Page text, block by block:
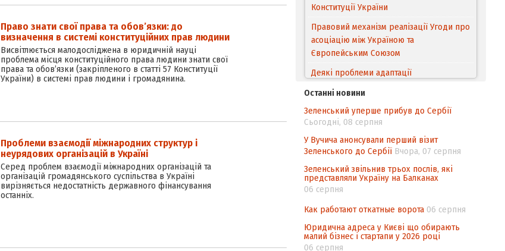
Право знати свої права та обов’язки: до
визначення в системі конституційних прав людини
Висвітлюється малодосліджена в юридичній науці
проблема місця конституційного права людини знати свої
права та обов’язки (закріпленого в статті 57 Конституції
України) в системі прав людини і громадянина.
Проблеми взаємодії міжнародних структур і
неурядових організацій в Україні
Серед проблем взаємодії міжнародних організацій та
організацій громадянського суспільства в Україні
вирізняється недостатність державного фінансування
останніх.
Конституції України
Правовий механізм реалізації Угоди про
асоціацію між Україною та
Європейським Cоюзом
Деякі проблеми адаптації
походження товарів відповідно до
Угоди про торговельні аспекти прав
інтелектуальної власності (TRIPS) у
контексті євроінтеграції
Аналіз виборчого законодавства щодо
невизначеності механізму повторного
підрахунку голосів виборців
Інформаційна безпека суспільства
Останні новини
Зеленський уперше прибув до Сербії
Сьогодні, 08 серпня
У Вучича анонсували перший візит
Зеленського до Сербії Вчора, 07 серпня
Зеленський звільнив трьох послів, які
представляли Україну на Балканах
06 серпня
Как работают откатные ворота 06 серпня
Юридична адреса у Києві що обирають
малий бізнес і стартапи у 2026 році
06 серпня